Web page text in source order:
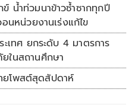
น้ำท่วมนาข้าวซ้ำซากทุกปี
นหน่วยงานเร่งแก้ไข
เทศ ยกระดับ 4 มาตรการ
ในสถานศึกษา
ยโพสต์สุดสัปดาห์